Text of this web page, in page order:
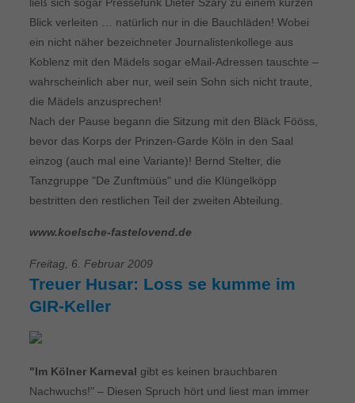
Blick verleiten … natürlich nur in die Bauchläden! Wobei
ein nicht näher bezeichneter Journalistenkollege aus
Koblenz mit den Mädels sogar eMail-Adressen tauschte –
wahrscheinlich aber nur, weil sein Sohn sich nicht traute,
die Mädels anzusprechen!
Nach der Pause begann die Sitzung mit den Bläck Fööss,
bevor das Korps der Prinzen-Garde Köln in den Saal
einzog (auch mal eine Variante)! Bernd Stelter, die
Tanzgruppe "De Zunftmüüs" und die Klüngelköpp
bestritten den restlichen Teil der zweiten Abteilung.
www.koelsche-fastelovend.de
Freitag, 6. Februar 2009
Treuer Husar: Loss se kumme im
GIR-Keller
"Im Kölner Karneval gibt es keinen brauchbaren
Nachwuchs!" – Diesen Spruch hört und liest man immer